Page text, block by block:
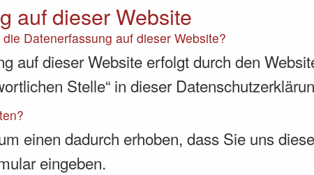
auf dieser Website
Datenerfassung auf dieser Website?
auf dieser Website erfolgt durch den
Stelle“ in dieser
einen dadurch erhoben, dass Sie uns
eingeben.